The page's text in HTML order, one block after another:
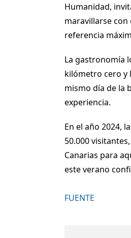
Humanidad,
maravillarse
referencia
La gastronomía
kilómetro cero y
mismo día de la
experiencia.
En el año 2024,
50.000
Canarias para
este verano
FUENTE